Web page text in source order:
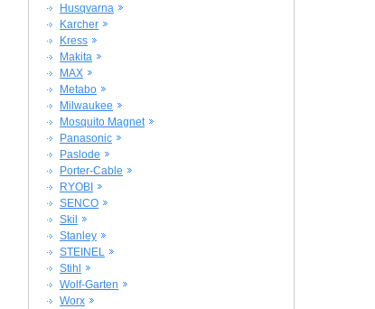
Husqvarna
Karcher
Kress
Makita
MAX
Metabo
Milwaukee
Mosquito Magnet
Panasonic
Paslode
Porter-Cable
RYOBI
SENCO
Skil
Stanley
STEINEL
Stihl
Wolf-Garten
Worx